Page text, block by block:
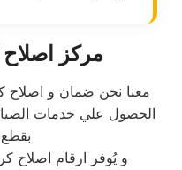
مركز اصلاح
معنا نحن ضمان و اصلاح
الحصول علي خدمات
بقطع
و يُوفر ارقام اصلاح